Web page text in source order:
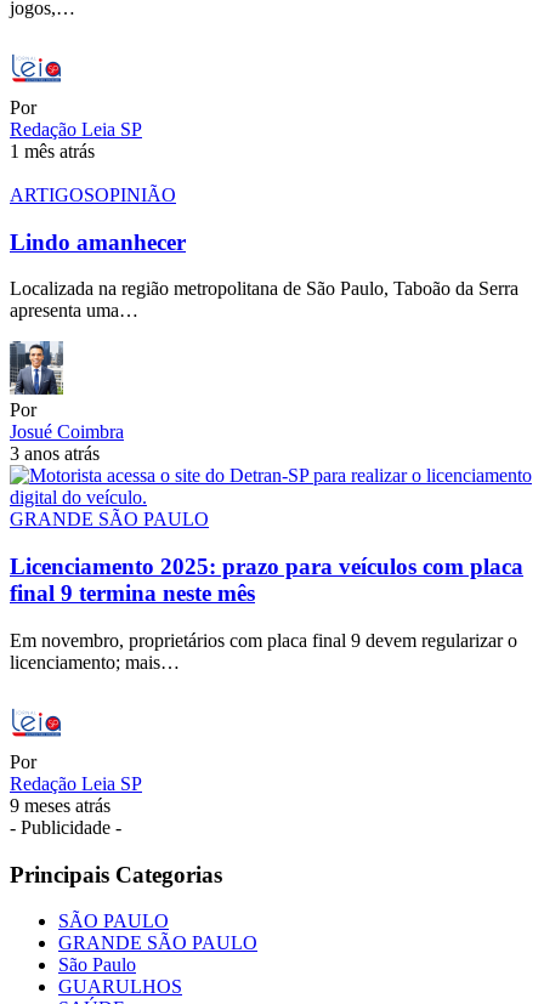
jogos,…
Por
Redação Leia SP
1 mês atrás
ARTIGOSOPINIÃO
Lindo amanhecer
Localizada na região metropolitana de São Paulo, Taboão da Serra
apresenta uma…
Por
Josué Coimbra
3 anos atrás
GRANDE SÃO PAULO
Licenciamento 2025: prazo para veículos com placa
final 9 termina neste mês
Em novembro, proprietários com placa final 9 devem regularizar o
licenciamento; mais…
Por
Redação Leia SP
9 meses atrás
- Publicidade -
Principais Categorias
SÃO PAULO
GRANDE SÃO PAULO
São Paulo
GUARULHOS